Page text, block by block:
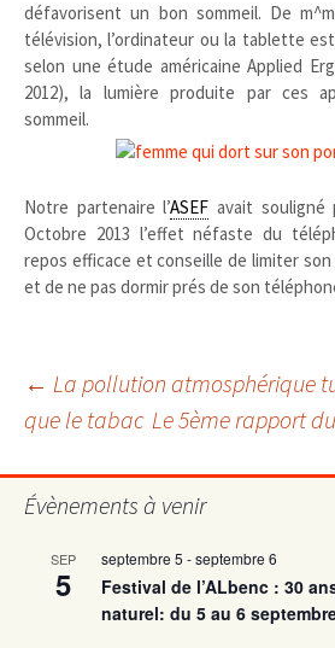
défavorisent un bon sommeil. De
télévision, l’ordinateur ou la tablette
selon une étude américaine Applied
2012), la lumière produite par ces
sommeil.
Notre partenaire l’ASEF avait souligné
Octobre 2013 l’effet néfaste du
repos efficace et conseille de limiter son
et de ne pas dormir prés de son
Navigation
des
articles
← La pollution atmosphérique
que le tabac Le 5ème rapport
Évènements à venir
SEP
5
septembre 5 -septembre 6
Festival de l’ALbenc : 30
naturel: du 5 au 6